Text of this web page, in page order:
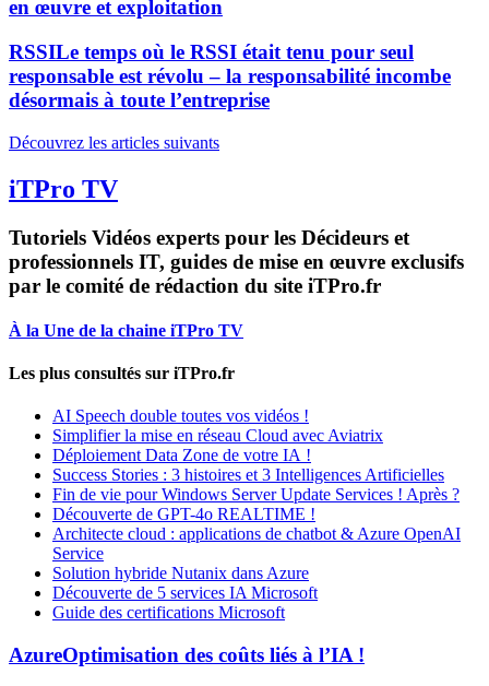
en œuvre et exploitation
RSSILe temps où le RSSI était tenu pour seul
responsable est révolu – la responsabilité incombe
désormais à toute l’entreprise
Découvrez les articles suivants
iTPro TV
Tutoriels Vidéos experts pour les Décideurs et
professionnels IT, guides de mise en œuvre exclusifs
par le comité de rédaction du site iTPro.fr
À la Une de la chaine iTPro TV
Les plus consultés sur iTPro.fr
AI Speech double toutes vos vidéos !
Simplifier la mise en réseau Cloud avec Aviatrix
Déploiement Data Zone de votre IA !
Success Stories : 3 histoires et 3 Intelligences Artificielles
Fin de vie pour Windows Server Update Services ! Après ?
Découverte de GPT-4o REALTIME !
Architecte cloud : applications de chatbot & Azure OpenAI
Service
Solution hybride Nutanix dans Azure
Découverte de 5 services IA Microsoft
Guide des certifications Microsoft
AzureOptimisation des coûts liés à l’IA !